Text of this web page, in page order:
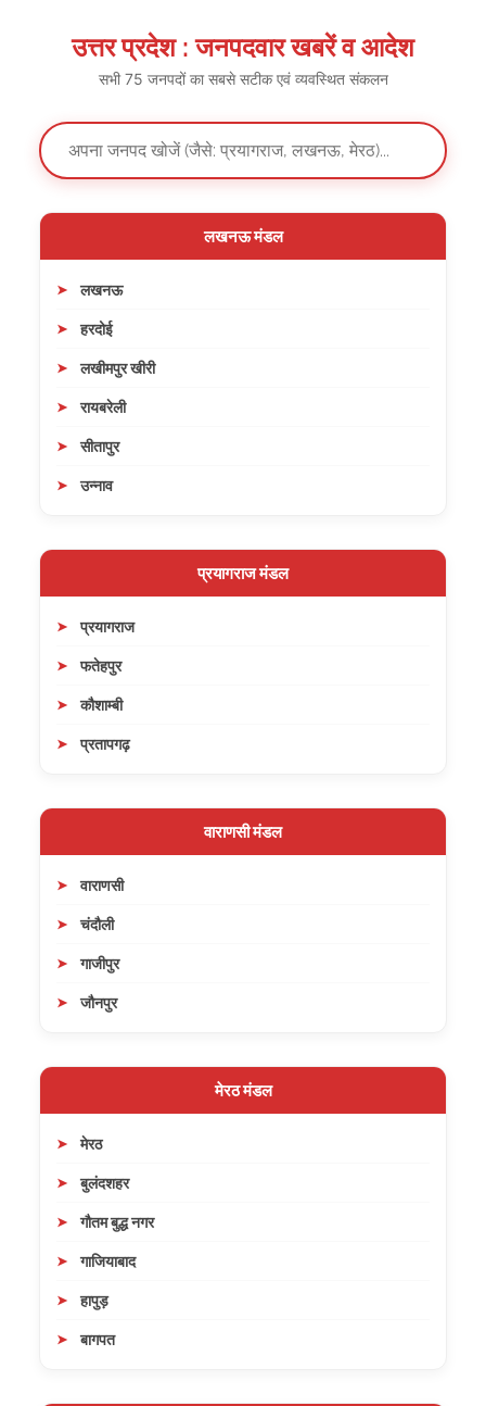
उत्तर प्रदेश : जनपदवार खबरें व आदेश
सभी 75 जनपदों का सबसे सटीक एवं व्यवस्थित संकलन
लखनऊ मंडल
लखनऊ
हरदोई
लखीमपुर खीरी
रायबरेली
सीतापुर
उन्नाव
प्रयागराज मंडल
प्रयागराज
फतेहपुर
कौशाम्बी
प्रतापगढ़
वाराणसी मंडल
वाराणसी
चंदौली
गाजीपुर
जौनपुर
मेरठ मंडल
मेरठ
बुलंदशहर
गौतम बुद्ध नगर
गाजियाबाद
हापुड़
बागपत